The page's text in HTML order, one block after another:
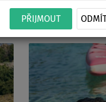
PŘIJMOUT
vesty pro psa M - obvod